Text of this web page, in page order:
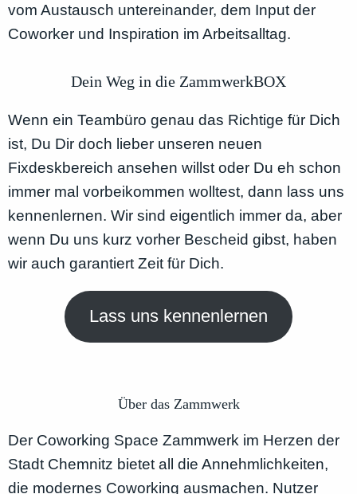
vom Austausch untereinander, dem Input der
Coworker und Inspiration im Arbeitsalltag.
Dein Weg in die ZammwerkBOX
Wenn ein Teambüro genau das Richtige für Dich
ist, Du Dir doch lieber unseren neuen
Fixdeskbereich ansehen willst oder Du eh schon
immer mal vorbeikommen wolltest, dann lass uns
kennenlernen. Wir sind eigentlich immer da, aber
wenn Du uns kurz vorher Bescheid gibst, haben
wir auch garantiert Zeit für Dich.
Lass uns kennenlernen
Über das Zammwerk
Der Coworking Space Zammwerk im Herzen der
Stadt Chemnitz bietet all die Annehmlichkeiten,
die modernes Coworking ausmachen. Nutzer